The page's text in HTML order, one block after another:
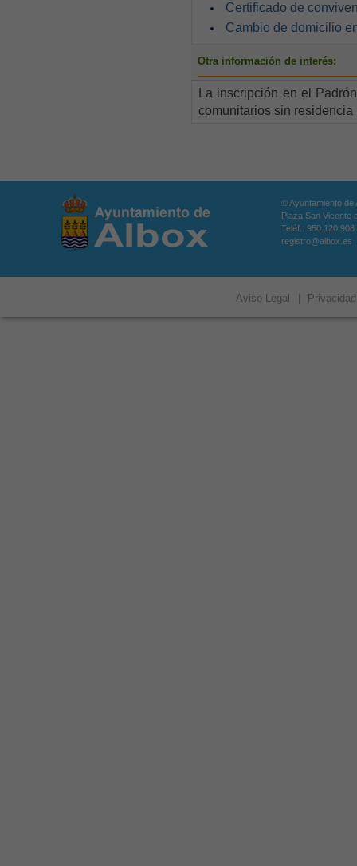
Certificado de
Cambio de domicilio
Otra información de interés:
La inscripción en el
comunitarios sin
© Ayuntamiento de
Plaza San Vicente
Teléf.:
registro@albox.es
Aviso Legal Privacidad